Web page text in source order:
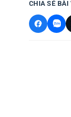
CHIA SẺ BÀI